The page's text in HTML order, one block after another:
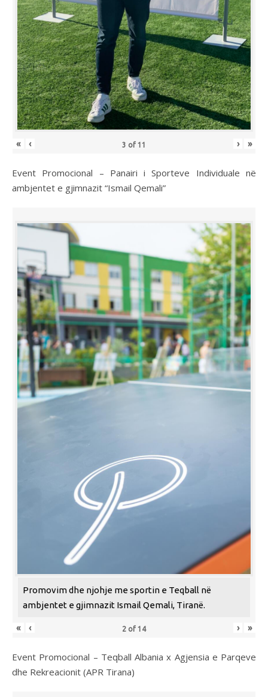
« ‹ 3 of 11 › »
Event Promocional – Panairi i Sporteve Individuale në
ambjentet e gjimnazit “Ismail Qemali”
Promovim dhe njohje me sportin e Teqball në
ambjentet e gjimnazit Ismail Qemali, Tiranë.
« ‹ 2 of 14 › »
Event Promocional – Teqball Albania x Agjensia e Parqeve
dhe Rekreacionit (APR Tirana)